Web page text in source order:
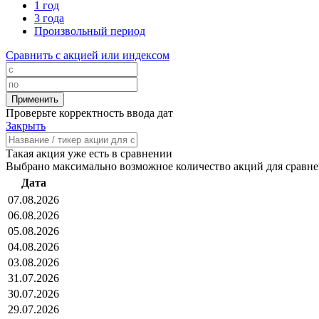
1 год
3 года
Произвольный период
Сравнить с акцией или индексом
Проверьте корректность ввода дат
Закрыть
Такая акция уже есть в сравнении
Выбрано максимально возможное количество акций для
Дата
07.08.2026
06.08.2026
05.08.2026
04.08.2026
03.08.2026
31.07.2026
30.07.2026
29.07.2026